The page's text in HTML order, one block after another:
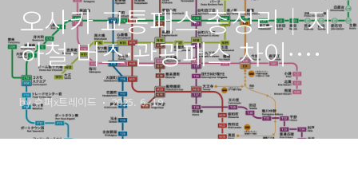
오사카 교통패스 총정리｜지
하철·버스·관광패스 차이·
추천코스까지 한눈에!
by 슈퍼x트레이드 2025. 6. 19.